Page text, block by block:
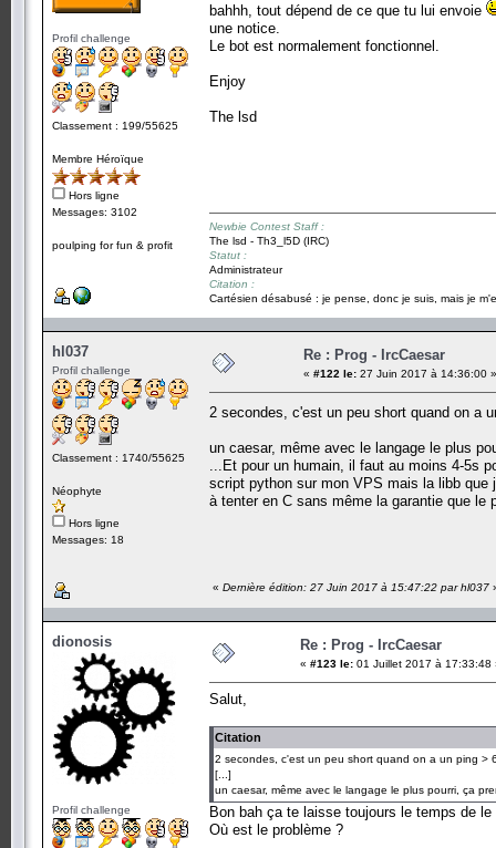
Profil challenge
Classement : 199/55625
Membre Héroïque
Hors ligne
Messages: 3102
poulping for fun & profit
bahhh, tout dépend de ce que tu lui envoie
une notice.
Le bot est normalement fonctionnel.
Enjoy
The lsd
Newbie Contest Staff :
The lsd - Th3_l5D (IRC)
Statut :
Administrateur
Citation :
Cartésien désabusé : je pense, donc je suis, mais je
hl037
Profil challenge
Classement : 1740/55625
Néophyte
Hors ligne
Messages: 18
Re : Prog - IrcCaesar
« #122 le: 27 Juin 2017 à 14:36:00 »
2 secondes, c'est un peu short quand on a
un caesar, même avec le langage le plus
...Et pour un humain, il faut au moins 4-5s
script python sur mon VPS mais la libb que
à tenter en C sans même la garantie que le
« Dernière édition: 27 Juin 2017 à 15:47:22 par hl037
dionosis
Profil challenge
Re : Prog - IrcCaesar
« #123 le: 01 Juillet 2017 à 17:33:48
Salut,
Citation
2 secondes, c'est un peu short quand on a un ping >
[...]
un caesar, même avec le langage le plus pourri, ça
Bon bah ça te laisse toujours le temps de
Où est le problème ?